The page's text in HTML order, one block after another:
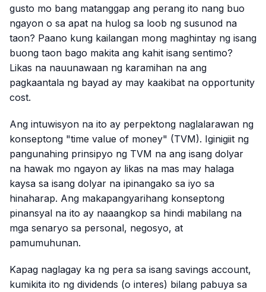
gusto mo bang matanggap ang perang ito nang buo
ngayon o sa apat na hulog sa loob ng susunod na
taon? Paano kung kailangan mong maghintay ng isang
buong taon bago makita ang kahit isang sentimo?
Likas na nauunawaan ng karamihan na ang
pagkaantala ng bayad ay may kaakibat na opportunity
cost.
Ang intuwisyon na ito ay perpektong naglalarawan ng
konseptong "time value of money" (TVM). Iginigiit ng
pangunahing prinsipyo ng TVM na ang isang dolyar
na hawak mo ngayon ay likas na mas may halaga
kaysa sa isang dolyar na ipinangako sa iyo sa
hinaharap. Ang makapangyarihang konseptong
pinansyal na ito ay naaangkop sa hindi mabilang na
mga senaryo sa personal, negosyo, at
pamumuhunan.
Kapag naglagay ka ng pera sa isang savings account,
kumikita ito ng dividends (o interes) bilang pabuya sa